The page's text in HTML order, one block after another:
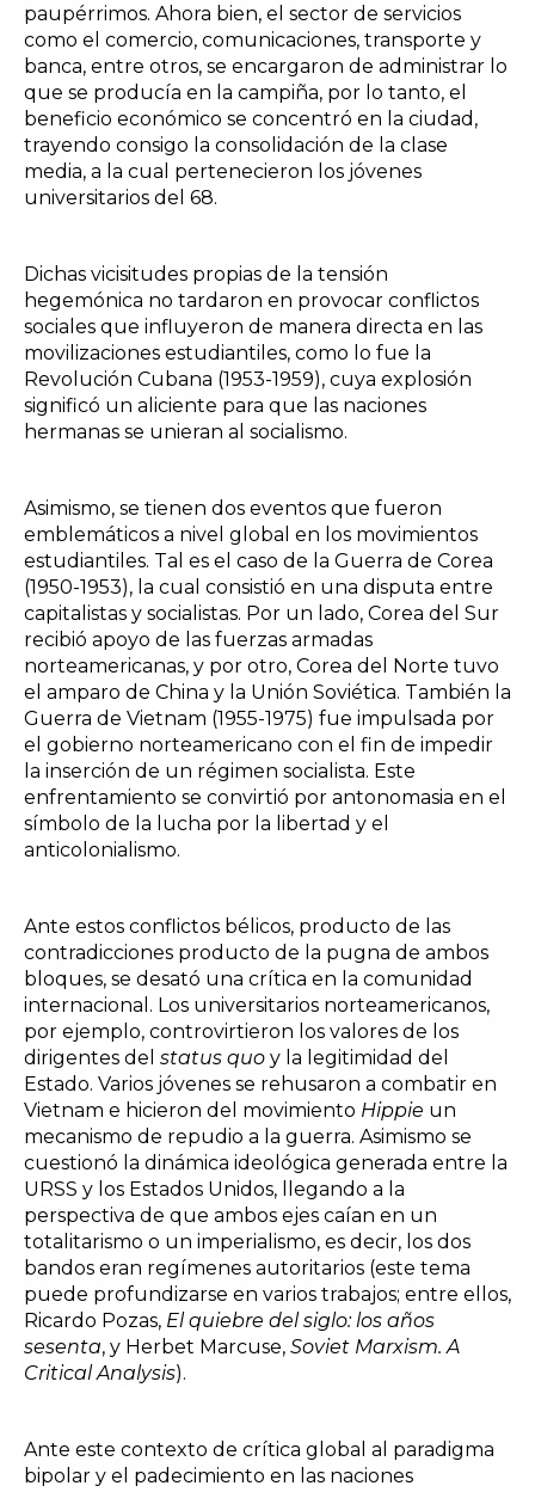
paupérrimos. Ahora bien, el sector de servicios
como el comercio, comunicaciones, transporte y
banca, entre otros, se encargaron de administrar lo
que se producía en la campiña, por lo tanto, el
beneficio económico se concentró en la ciudad,
trayendo consigo la consolidación de la clase
media, a la cual pertenecieron los jóvenes
universitarios del 68.
Dichas vicisitudes propias de la tensión
hegemónica no tardaron en provocar conflictos
sociales que influyeron de manera directa en las
movilizaciones estudiantiles, como lo fue la
Revolución Cubana (1953-1959), cuya explosión
significó un aliciente para que las naciones
hermanas se unieran al socialismo.
Asimismo, se tienen dos eventos que fueron
emblemáticos a nivel global en los movimientos
estudiantiles. Tal es el caso de la Guerra de Corea
(1950-1953), la cual consistió en una disputa entre
capitalistas y socialistas. Por un lado, Corea del Sur
recibió apoyo de las fuerzas armadas
norteamericanas, y por otro, Corea del Norte tuvo
el amparo de China y la Unión Soviética. También la
Guerra de Vietnam (1955-1975) fue impulsada por
el gobierno norteamericano con el fin de impedir
la inserción de un régimen socialista. Este
enfrentamiento se convirtió por antonomasia en el
símbolo de la lucha por la libertad y el
anticolonialismo.
Ante estos conflictos bélicos, producto de las
contradicciones producto de la pugna de ambos
bloques, se desató una crítica en la comunidad
internacional. Los universitarios norteamericanos,
por ejemplo, controvirtieron los valores de los
dirigentes del status quo y la legitimidad del
Estado. Varios jóvenes se rehusaron a combatir en
Vietnam e hicieron del movimiento Hippie un
mecanismo de repudio a la guerra. Asimismo se
cuestionó la dinámica ideológica generada entre la
URSS y los Estados Unidos, llegando a la
perspectiva de que ambos ejes caían en un
totalitarismo o un imperialismo, es decir, los dos
bandos eran regímenes autoritarios (este tema
puede profundizarse en varios trabajos; entre ellos,
Ricardo Pozas, El quiebre del siglo: los años
sesenta, y Herbet Marcuse, Soviet Marxism. A
Critical Analysis).
Ante este contexto de crítica global al paradigma
bipolar y el padecimiento en las naciones